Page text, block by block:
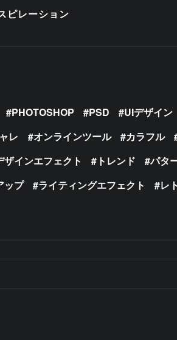
ピレーション
PHOTOSHOP PSD UIデザイン
レ オンラインツール カラフル
ザインエフェクト トレンド パタ
ップ ライティングエフェクト レ